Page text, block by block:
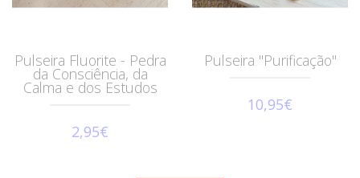
Pulseira Fluorite - Pedra
da Consciência, da
Calma e dos Estudos
2,95€
Pulseira "Purificação"
10,95€